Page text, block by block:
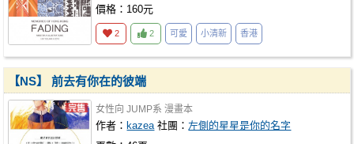
價格：160元
2 2 可愛 小清新 香港
【NS】 前去有你在的彼端
女性向 JUMP系 漫畫本
作者： kazea 社團：左側的星星是你的名字